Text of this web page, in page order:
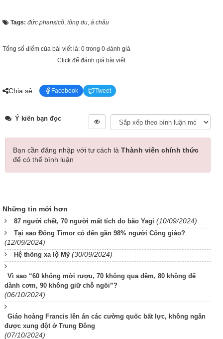
Tags: đức phanxicô, tông du, á châu
Tổng số điểm của bài viết là: 0 trong 0 đánh giá
Click để đánh giá bài viết
Chia sẻ: Facebook Tweet
Ý kiến bạn đọc
Bạn cần đăng nhập với tư cách là Thành viên chính thức
để có thể bình luận
Những tin mới hơn
87 người chết, 70 người mất tích do bão Yagi (10/09/2024)
Tại sao Đông Timor có đến gần 98% người Công giáo?
(12/09/2024)
Hệ thống xa lộ Mỹ (30/09/2024)
Vì sao “60 không mời rượu, 70 không qua đêm, 80 không để
dành cơm, 90 không giữ chỗ ngồi”?
(06/10/2024)
Giáo hoàng Francis lên án các cường quốc bất lực, không ngăn
được xung đột ở Trung Đông
(07/10/2024)